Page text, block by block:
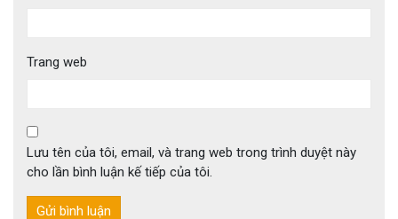
Trang web
Lưu tên của tôi, email, và trang web trong trình duyệt này
cho lần bình luận kế tiếp của tôi.